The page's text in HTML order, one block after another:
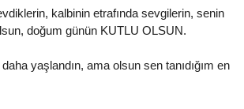
kalbinin etrafında sevgilerin, senin
doğum günün KUTLU OLSUN.
yaşlandın, ama olsun sen tanıdığım en